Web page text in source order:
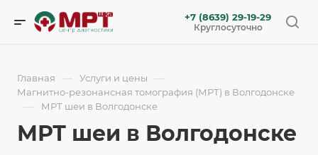
+7 (8639) 29-19-29
Круглосуточно
Главная — Услуги и цены —
Магнитно-резонансная томография (МРТ) в Волгодонске
— МРТ шеи в Волгодонске
МРТ шеи в Волгодонске